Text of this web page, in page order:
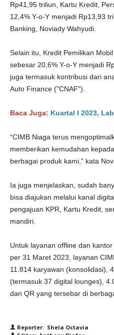
Rp41,95 triliun, Kartu Kredit,
12,4% Y-o-Y menjadi Rp13,93
Banking, Noviady Wahyudi.
Selain itu, Kredit Pemilikan
sebesar 20,6% Y-o-Y menjadi
juga termasuk kontribusi dari
Auto Finance ("CNAF").
Baca Juga: Kuartal I 2023,
“CIMB Niaga terus
memberikan kemudahan
berbagai produk kami," kata
Ia juga menjelaskan, sudah
bisa diajukan melalui kanal
pengajuan KPR, Kartu Kredit,
mandiri.
Untuk layanan offline dan
per 31 Maret 2023, layanan
11.814 karyawan (konsolidasi),
(termasuk 37 digital lounges),
dan QR yang tersebar di
Reporter: Shela Octavia